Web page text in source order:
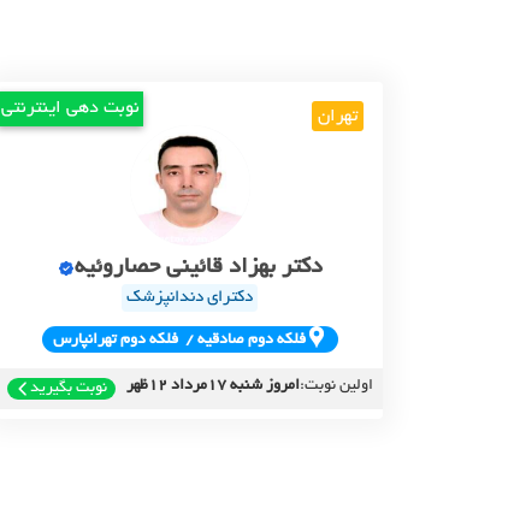
تهران نوبت دهی اینترنتی
دکتر بهزاد قائینی حصاروئیه
دکترای دندانپزشک
فلکه دوم صادقيه / فلکه دوم تهرانپارس
اولین نوبت:امروز شنبه 17مرداد 12ظهر نوبت بگیرید